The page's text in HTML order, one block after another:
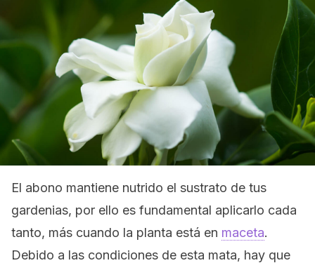
El abono mantiene nutrido el sustrato de tus
gardenias, por ello es fundamental aplicarlo cada
tanto, más cuando la planta está en maceta.
Debido a las condiciones de esta mata, hay que